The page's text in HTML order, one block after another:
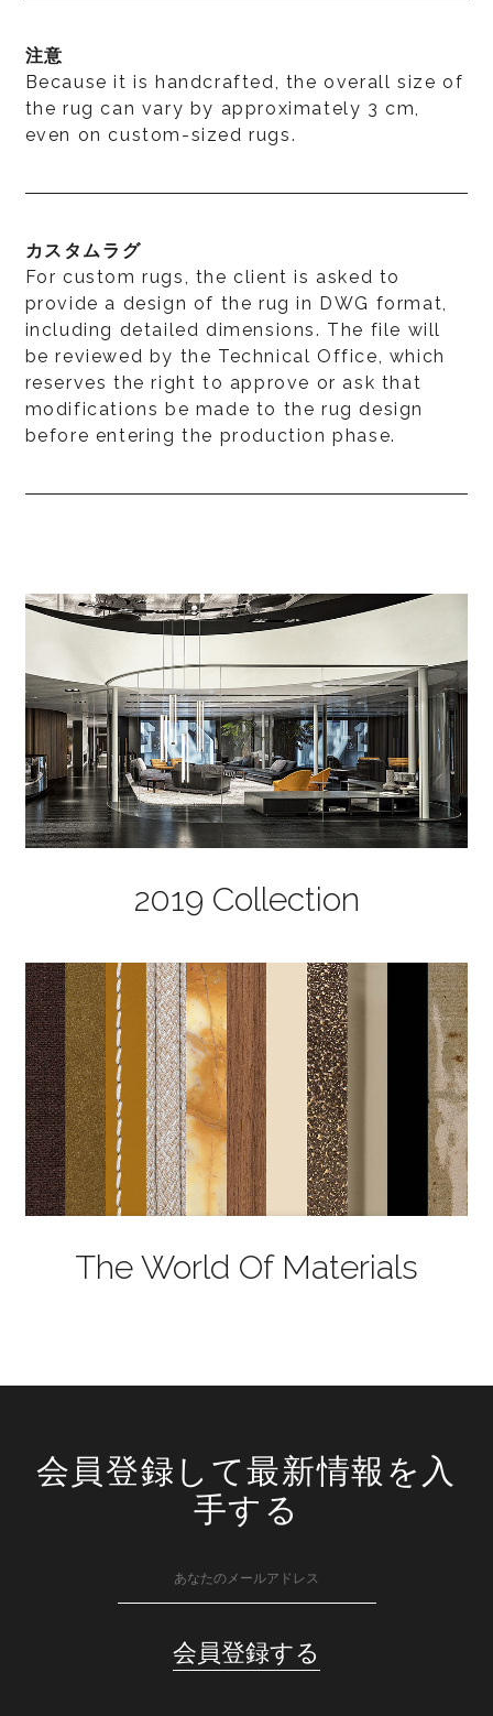
注意
Because it is handcrafted, the overall size of
the rug can vary by approximately 3 cm,
even on custom-sized rugs.
カスタムラグ
For custom rugs, the client is asked to
provide a design of the rug in DWG format,
including detailed dimensions. The file will
be reviewed by the Technical Office, which
reserves the right to approve or ask that
modifications be made to the rug design
before entering the production phase.
2019 Collection
The World Of Materials
会員登録して最新情報を入
手する